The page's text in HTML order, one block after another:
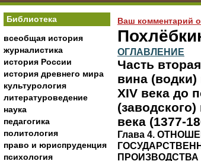
Библиотека
всеобщая история
журналистика
история России
история древнего мира
культурология
литературоведение
наука
педагогика
политология
право и юриспруденция
психология
Ваш комментарий о
ОГЛАВЛЕНИЕ
Часть
вина
XIV века до
века (1377-
Глава 4.
ПРОИЗВОДСТВА